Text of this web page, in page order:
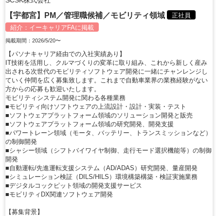
【宇都宮】PM／管理職候補／モビリティ領域
正社員
紹介： イーキャリアFAに掲載
掲載期間：2026/5/20〜
【パソナキャリア経由での入社実績あり】
IT技術を活用し、クルマづくりの変革に取り組み、これから新しく産み
出される次世代のモビリティソフトウェア開発に一緒にチャンレンジし
ていく仲間を広く募集致します。これまで自動車業界の業務経験がない
方からの応募も歓迎いたします。
モビリティシステム開発に関わる各種業務
■モビリティ向けソフトウェアの上流設計・設計・実装・テスト
■ソフトウェアプラットフォーム領域のソリューション開発と販売
■ソフトウェアプラットフォーム領域の研究開発、開発支援
■パワートレーン領域（モータ、バッテリー、トランスミッションなど）
の制御開発
■シャシー領域（シフトバイワイヤ制御、走行モード選択機能等）の制御
開発
■自動運転/先進運転支援システム（AD/ADAS）研究開発、量産開発
■シミュレーション検証（DILS/HILS）環境構築構築・検証実施業務
■デジタルコックピット領域の開発支援サービス
■モビリティDX関連ソフトウェア開発
【募集背景】